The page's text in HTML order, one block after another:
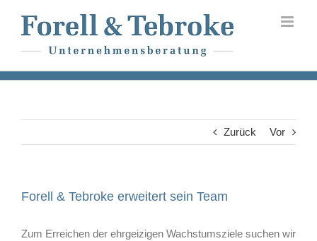
content
Zurück Vor
Forell & Tebroke erweitert sein Team
Zum Erreichen der ehrgeizigen Wachstumsziele suchen wir